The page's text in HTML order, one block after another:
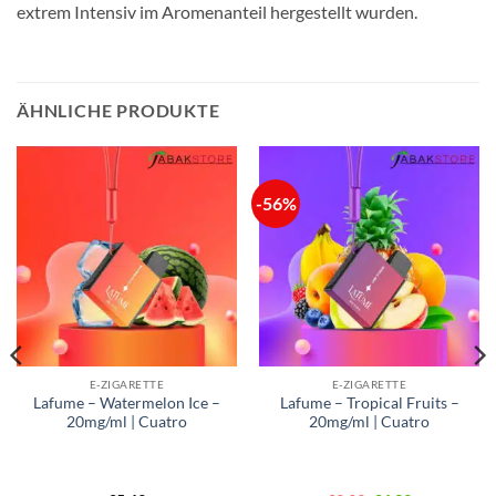
extrem Intensiv im Aromenanteil hergestellt wurden.
ÄHNLICHE PRODUKTE
E-ZIGARETTE
Lafume – Watermelon Ice –
20mg/ml | Cuatro
-56%
E-ZIGARETTE
Lafume – Tropical Fruits –
20mg/ml | Cuatro